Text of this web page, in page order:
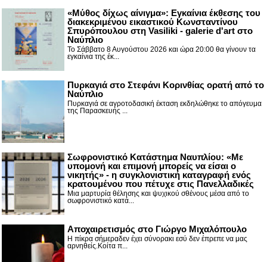
«Μύθος δίχως αίνιγμα»: Εγκαίνια έκθεσης του
διακεκριμένου εικαστικού Κωνσταντίνου
Σπυρόπουλου στη Vasiliki - galerie d'art στο
Ναύπλιο
Το Σάββατο 8 Αυγούστου 2026 και ώρα 20:00 θα γίνουν τα
εγκαίνια της έκ...
Πυρκαγιά στο Στεφάνι Κορινθίας ορατή από το
Ναύπλιο
Πυρκαγιά σε αγροτοδασική έκταση εκδηλώθηκε το απόγευμα
της Παρασκευής ...
Σωφρονιστικό Κατάστημα Ναυπλίου: «Με
υπομονή και επιμονή μπορείς να είσαι ο
νικητής» - η συγκλονιστική καταγραφή ενός
κρατουμένου που πέτυχε στις Πανελλαδικές
Μια μαρτυρία θέλησης και ψυχικού σθένους μέσα από το
σωφρονιστικό κατά...
Αποχαιρετισμός στο Γιώργο Μιχαλόπουλο
Η πίκρα σήμεραδεν έχει σύνορακι εσύ δεν έπρεπε να μας
αρνηθείς.Κοίτα π...